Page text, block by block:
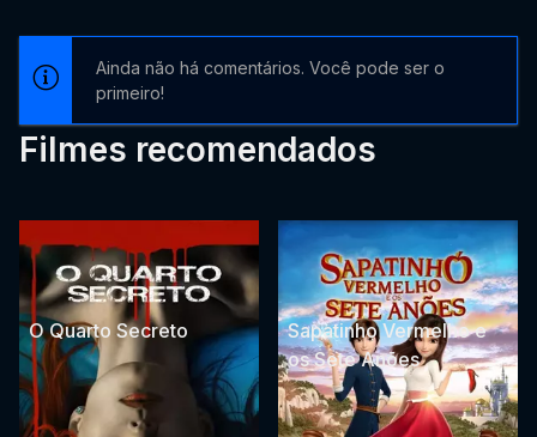
Ainda não há comentários. Você pode ser o
primeiro!
Filmes recomendados
O Quarto Secreto
Sapatinho Vermelho e
os Sete Anões